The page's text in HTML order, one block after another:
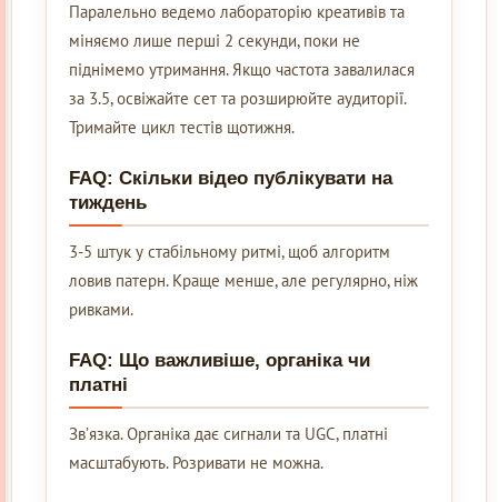
Паралельно ведемо лабораторію креативів та
міняємо лише перші 2 секунди, поки не
піднімемо утримання. Якщо частота завалилася
за 3.5, освіжайте сет та розширюйте аудиторії.
Тримайте цикл тестів щотижня.
FAQ: Скільки відео публікувати на
тиждень
3-5 штук у стабільному ритмі, щоб алгоритм
ловив патерн. Краще менше, але регулярно, ніж
ривками.
FAQ: Що важливіше, органіка чи
платні
Зв’язка. Органіка дає сигнали та UGC, платні
масштабують. Розривати не можна.